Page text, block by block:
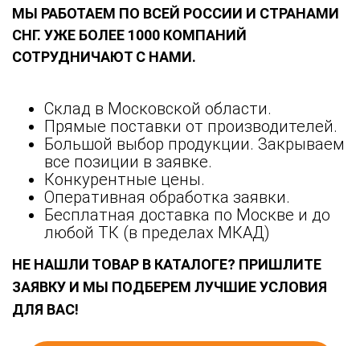
МЫ РАБОТАЕМ ПО ВСЕЙ РОССИИ И СТРАНАМИ
СНГ. УЖЕ БОЛЕЕ 1000 КОМПАНИЙ
СОТРУДНИЧАЮТ С НАМИ.
Склад в Московской области.
Прямые поставки от производителей.
Большой выбор продукции. Закрываем
все позиции в заявке.
Конкурентные цены.
Оперативная обработка заявки.
Бесплатная доставка по Москве и до
любой ТК (в пределах МКАД)
НЕ НАШЛИ ТОВАР В КАТАЛОГЕ? ПРИШЛИТЕ
ЗАЯВКУ И МЫ ПОДБЕРЕМ ЛУЧШИЕ УСЛОВИЯ
ДЛЯ ВАС!